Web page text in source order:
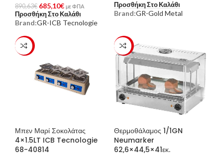
890,63€ 685,10€ με ΦΠΑ
Προσθήκη Στο Καλάθι
Brand:GR-ICB Tecnologie
Προσθήκη Στο Καλάθι
Brand:GR-Gold Metal
-23%
Μπεν Μαρί Σοκολάτας
4×1.5LT ICB Tecnologie
68-40814
-23%
Θερμοθάλαμος 1/1GN
Neumarker
62,6×44,5×41εκ.